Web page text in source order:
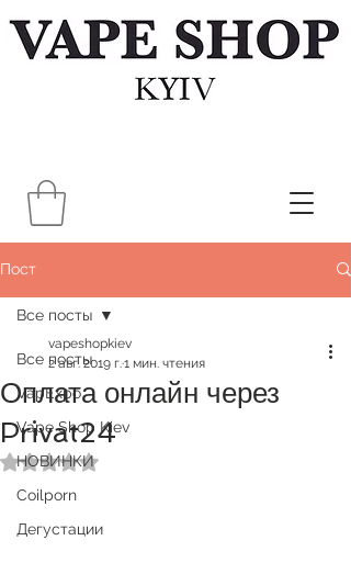
Пост
Все посты
VapExpo
Vape Shop Kiev
НОВИНКИ
Coilporn
Дегустации
Все посты
Оплата онлайн через
Privat24
vapeshopkiev
2 авг. 2019 г. 1 мин. чтения
Оценка: не число из 5 звезд.